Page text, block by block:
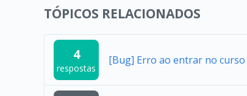
TÓPICOS RELACIONADOS
4
respostas
[Bug] Erro ao entrar no curso